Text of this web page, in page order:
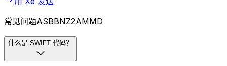
常见问题ASBBNZ2AMMD
什么是 SWIFT 代码？